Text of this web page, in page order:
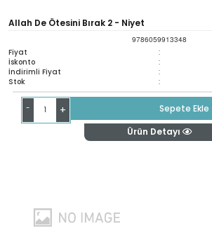
Allah De Ötesini Bırak 2 - Niyet
9786059913348
Fiyat :
İskonto :
İndirimli Fiyat :
Stok :
- +
Sepete Ekle
Ürün Detayı